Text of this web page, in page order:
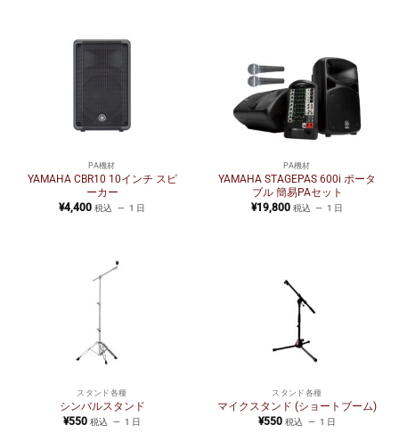
PA機材
YAMAHA CBR10 10インチ スピ
ーカー
¥4,400 税込 1 日
PA機材
YAMAHA STAGEPAS 600i ポータ
ブル 簡易PAセット
¥19,800 税込 1 日
スタンド各種
シンバルスタンド
¥550 税込 1 日
スタンド各種
マイクスタンド (ショートブーム)
¥550 税込 1 日